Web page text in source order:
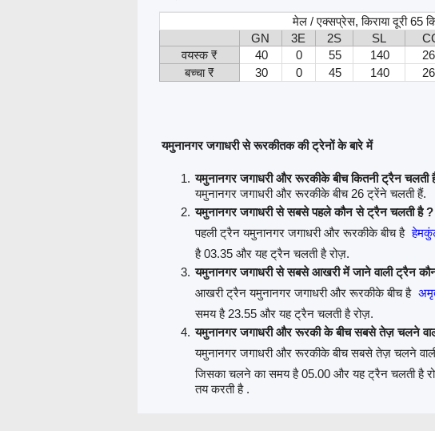
मेल / एक्सप्रेस, किराया दूरी 65
GN
3E 2S SL
वयस्क ₹
40 0 55 140
बच्चा ₹
30 0 45 140
यमुनानगर जगाधरी से रूरकीतक की ट्रेनों के बारे में
यमुनानगर जगाधरी और रूरकीके बीच कितनी ट्रैन चलती
यमुनानगर जगाधरी और रूरकीके बीच 26 ट्रेंने चलती हैं.
यमुनानगर जगाधरी से सबसे पहले कौन से ट्रैन चलती है ?
पहली ट्रैन यमुनानगर जगाधरी और रूरकीके बीच है
है 03.35 और यह ट्रैन चलती है रोज़.
यमुनानगर जगाधरी से सबसे आखरी में जाने वाली ट्रैन
आखरी ट्रैन यमुनानगर जगाधरी और रूरकीके बीच है
समय है 23.55 और यह ट्रैन चलती है रोज़.
यमुनानगर जगाधरी और रूरकी के बीच सबसे तेज़ चलने
यमुनानगर जगाधरी और रूरकीके बीच सबसे तेज़ चलने
जिसका चलने का समय है 05.00 और यह ट्रैन चलती है
तय करती है .